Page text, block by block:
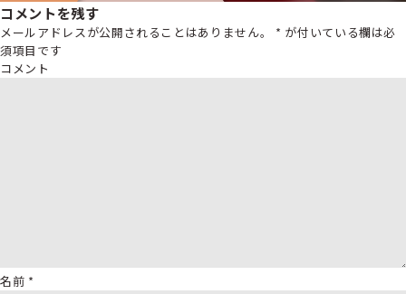
コメントを残す
メールアドレスが公開されることはありません。 * が付いている欄は必
須項目です
コメント
名前 *